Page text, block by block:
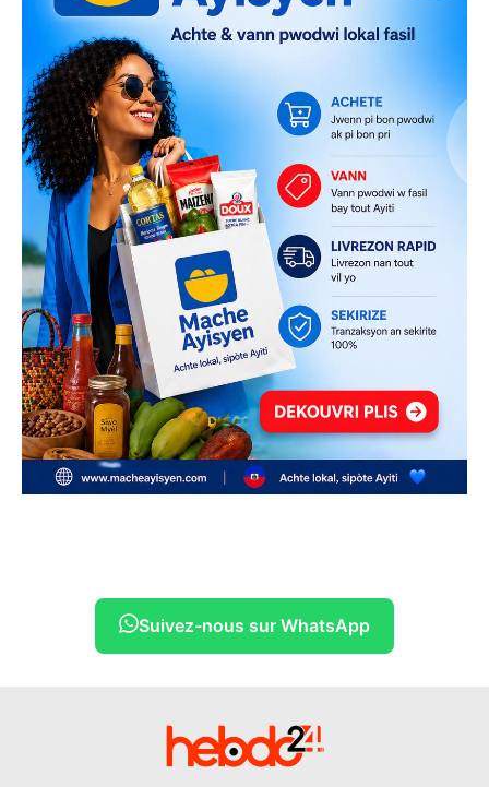
Suivez-nous sur WhatsApp